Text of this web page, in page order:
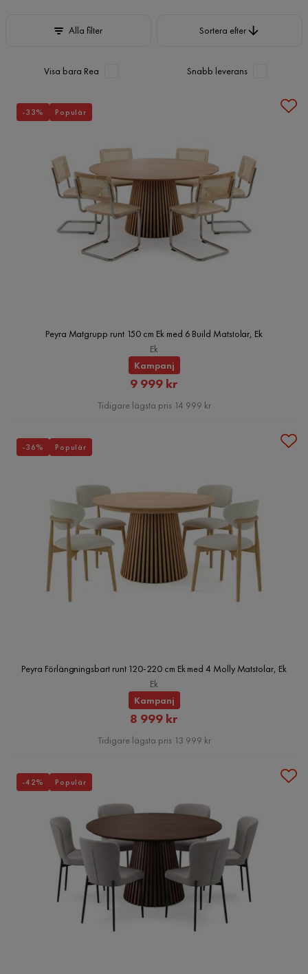
Alla filter Sortera efter
Visa bara Rea Snabb leverans
Peyra Matgrupp runt 150 cm Ek med 6 Build Matstolar, Ek
Ek
Kampanj
Rabatterat
Pris
9 999 kr
Tidigare lägsta pris 14 999 kr
-33% Populär
Peyra Förlängningsbart runt 120-220 cm Ek med 4 Molly Matstolar, Ek
Ek
Kampanj
Rabatterat
Pris
8 999 kr
Tidigare lägsta pris 13 999 kr
-36% Populär
-42% Populär